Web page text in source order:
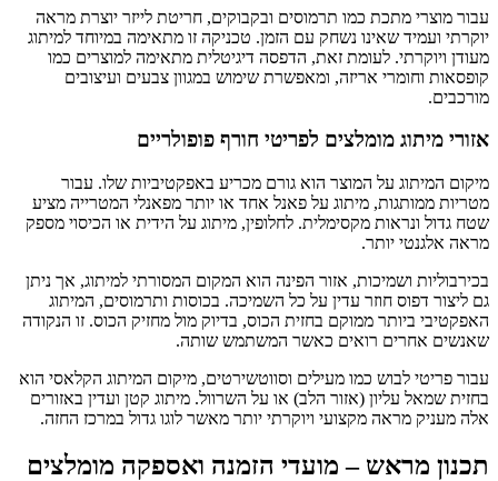
עבור מוצרי מתכת כמו תרמוסים ובקבוקים, חריטת לייזר יוצרת מראה
יוקרתי ועמיד שאינו נשחק עם הזמן. טכניקה זו מתאימה במיוחד למיתוג
מעודן ויוקרתי. לעומת זאת, הדפסה דיגיטלית מתאימה למוצרים כמו
קופסאות וחומרי אריזה, ומאפשרת שימוש במגוון צבעים ועיצובים
מורכבים.
אזורי מיתוג מומלצים לפריטי חורף פופולריים
מיקום המיתוג על המוצר הוא גורם מכריע באפקטיביות שלו. עבור
מטריות ממותגות, מיתוג על פאנל אחד או יותר מפאנלי המטרייה מציע
שטח גדול ונראות מקסימלית. לחלופין, מיתוג על הידית או הכיסוי מספק
מראה אלגנטי יותר.
בכירבוליות ושמיכות, אזור הפינה הוא המקום המסורתי למיתוג, אך ניתן
גם ליצור דפוס חוזר עדין על כל השמיכה. בכוסות ותרמוסים, המיתוג
האפקטיבי ביותר ממוקם בחזית הכוס, בדיוק מול מחזיק הכוס. זו הנקודה
שאנשים אחרים רואים כאשר המשתמש שותה.
עבור פריטי לבוש כמו מעילים וסווטשירטים, מיקום המיתוג הקלאסי הוא
בחזית שמאל עליון (אזור הלב) או על השרוול. מיתוג קטן ועדין באזורים
אלה מעניק מראה מקצועי ויוקרתי יותר מאשר לוגו גדול במרכז החזה.
תכנון מראש – מועדי הזמנה ואספקה מומלצים